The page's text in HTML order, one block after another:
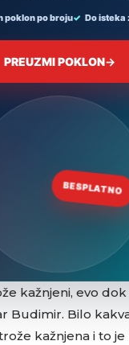
kažnjeni, evo dok
Budimir. Bilo
kažnjena i to je